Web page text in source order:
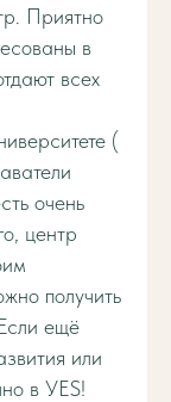
Приятно
в
всех
(
очень
центр
получить
ещё
или
в УЕS!